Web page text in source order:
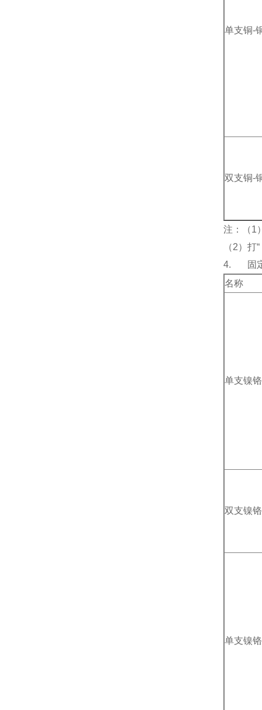
单支铜-
双支铜-
注：（1
（2）打
4. 固定
名称
单支镍
双支镍
单支镍